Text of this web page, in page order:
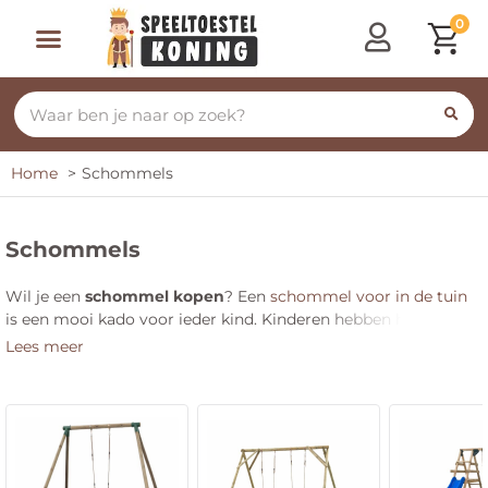
0
Home Schommels
Schommels
Wil je een schommel kopen? Een schommel voor in de tuin
is een mooi kado voor ieder kind. Kinderen hebben hier
jarenlang plezier van, vaak tot op latere leeftijd. Hier vind je
houten schommel
Ze hebben een robuuste en solide constructie en zijn gemaakt
van natuurlijke materialen. Ze zijn wel iets
Lees meer